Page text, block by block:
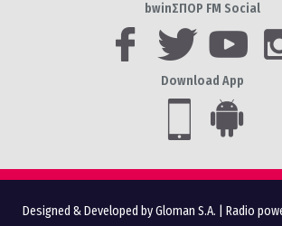
bwinΣΠΟΡ FM Social
Download App
Designed & Developed by Gloman S.A. Radio